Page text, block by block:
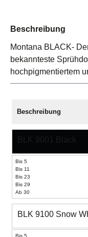
Beschreibung
Montana BLACK-
bekannteste
hochpigmentiertem
Beschreibung
BLK 9001 Black
Bis 5
Bis 11
Bis 23
Bis 29
Ab 30
BLK 9100 Snow
Bis 5